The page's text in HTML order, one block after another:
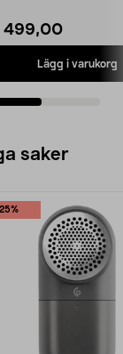
499,00
Lägg i varukorg
saker